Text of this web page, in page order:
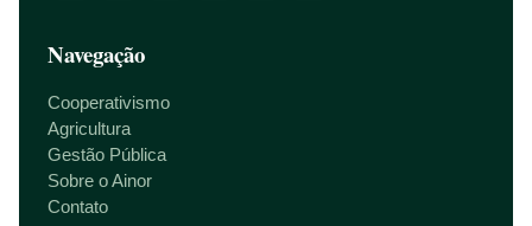
Navegação
Cooperativismo
Agricultura
Gestão Pública
Sobre o Ainor
Contato